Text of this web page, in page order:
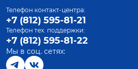
Телефон контакт-центра:
+7 (812) 595-81-21
Телефон тех. поддержки:
+7 (812) 595-81-22
Мы в соц. сетях: